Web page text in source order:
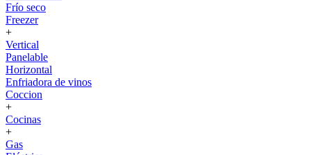
Frío seco
Freezer
+
Vertical
Panelable
Horizontal
Enfriadora de vinos
Coccion
+
Cocinas
+
Gas